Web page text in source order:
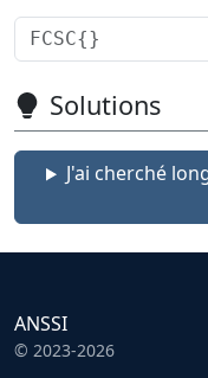
Solutions
J'ai cherché
ANSSI
© 2023-2026